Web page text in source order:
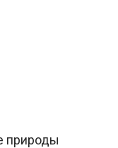
природы